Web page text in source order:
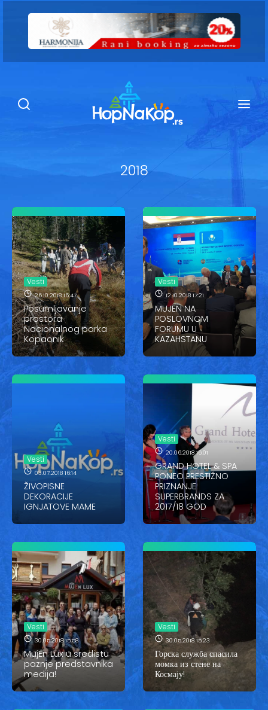
Ugostiteljstvo
Kop Info
Ski škole
Ski renta
Vesti
Oglasi
Galerija
Copyright© 2020
HopNaKop
2018
Vesti
26.10.2018 16:47
Posumljavanje
prostora
Nacionalnog parka
Kopaonik
Vesti
12.10.2018 17:21
MUJEN NA
POSLOVNOM
FORUMU U
KAZAHSTANU
Vesti
03.07.2018 16:14
ŽIVOPISNE
DEKORACIJE
IGNJATOVE MAME
Vesti
20.06.2018 16:01
GRAND HOTEL & SPA
PONEO PRESTIŽNO
PRIZNANJE
SUPERBRANDS ZA
2017/18 GOD
Vesti
30.05.2018 15:58
MujEn Lux u sredistu
paznje predstavnika
medija!
Vesti
30.05.2018 15:23
Горска служба спасила
момка из стене на
Космају!